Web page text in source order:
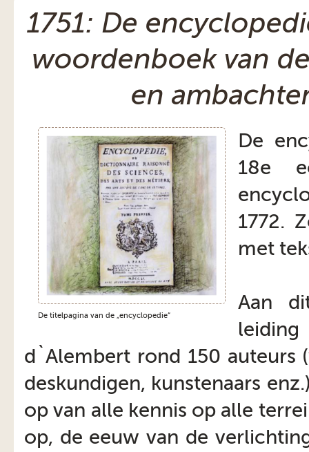
1751: De
woordenboek van
en
De titelpagina van de „encyclopedie“
De
18e
1772.
met
Aan
d`Alembert rond 150 auteurs
deskundigen, kunstenaars
op van alle kennis op alle
op, de eeuw van de